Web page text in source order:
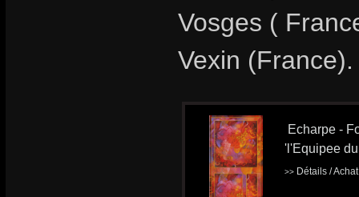
Vosges (
Vexin (France).
Echarpe -
'l'Equipee
>> Détails /